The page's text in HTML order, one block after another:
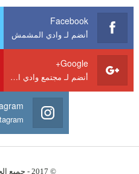
Facebook
أنضم لـ وادي المشمش
Google+
أنضم لـ مجتمع وادي المشمش
© 2017 - جميع الحقوق محفوظة.